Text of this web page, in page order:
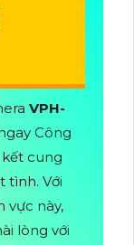
VPH-
Công
cung
tình. Với
vực này,
lòng với